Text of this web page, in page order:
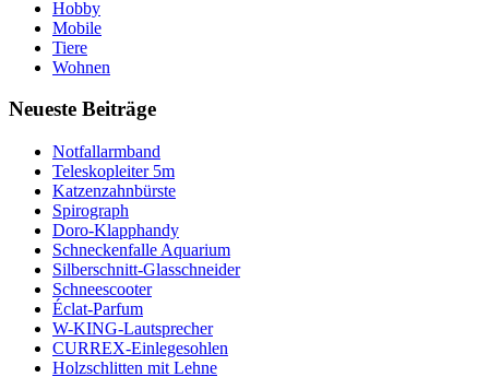
Hobby
Mobile
Tiere
Wohnen
Neueste Beiträge
Notfallarmband
Teleskopleiter 5m
Katzenzahnbürste
Spirograph
Doro-Klapphandy
Schneckenfalle Aquarium
Silberschnitt-Glasschneider
Schneescooter
Éclat-Parfum
W-KING-Lautsprecher
CURREX-Einlegesohlen
Holzschlitten mit Lehne